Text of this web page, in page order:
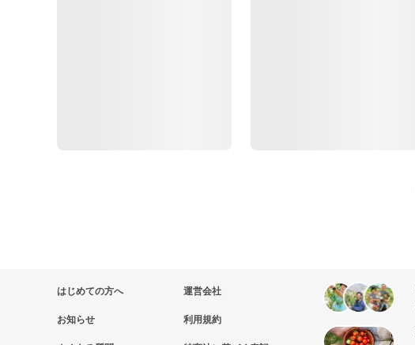
はじめての方へ
お知らせ
運営会社
利用規約